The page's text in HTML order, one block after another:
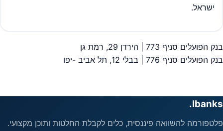
ישראל.
ניווט
בנק הפועלים סניף 773 | הירדן 29, רמת גן
בנק הפועלים סניף 776 | בבלי 12, תל אביב -יפו
Ibanks.
פלטפורמה להשוואה פיננסית, כלים לקבלת החלטות ותוכן מקצועי.